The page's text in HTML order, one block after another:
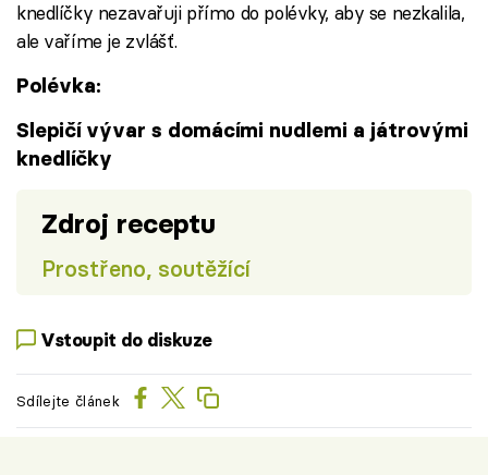
knedlíčky nezavařuji přímo do polévky, aby se nezkalila,
ale vaříme je zvlášť.
Polévka:
Slepičí vývar s domácími nudlemi a játrovými
knedlíčky
Zdroj receptu
Prostřeno, soutěžící
Vstoupit do diskuze
Sdílejte článek